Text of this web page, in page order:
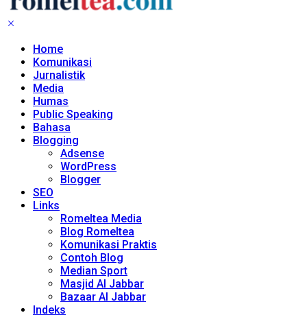
Home
Komunikasi
Jurnalistik
Media
Humas
Public Speaking
Bahasa
Blogging
Adsense
WordPress
Blogger
SEO
Links
Romeltea Media
Blog Romeltea
Komunikasi Praktis
Contoh Blog
Median Sport
Masjid Al Jabbar
Bazaar Al Jabbar
Indeks